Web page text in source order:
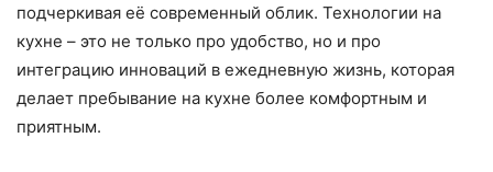
подчеркивая её современный облик. Технологии на
кухне – это не только про удобство, но и про
интеграцию инноваций в ежедневную жизнь, которая
делает пребывание на кухне более комфортным и
приятным.